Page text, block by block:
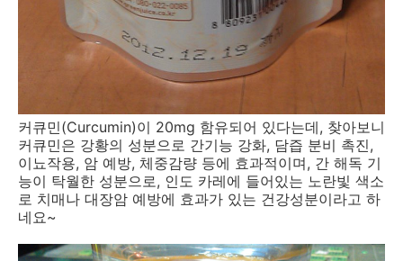
커큐민(Curcumin)이 20mg 함유되어 있다는데, 찾아보니
커큐민은 강황의 성분으로 간기능 강화, 담즙 분비 촉진,
이뇨작용, 암 예방, 체중감량 등에 효과적이며, 간 해독 기
능이 탁월한 성분으로, 인도 카레에 들어있는 노란빛 색소
로 치매나 대장암 예방에 효과가 있는 건강성분이라고 하
네요~